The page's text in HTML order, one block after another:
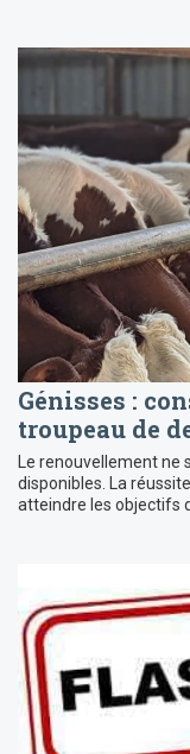
Génisses :
troupeau de
Le renouvellement ne
disponibles. La
atteindre les objectifs